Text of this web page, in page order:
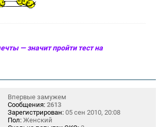
— значит пройти тест на
Впервые замужем
Сообщения: 2613
Зарегистрирован: 05 сен 2010, 20:08
Пол: Женский